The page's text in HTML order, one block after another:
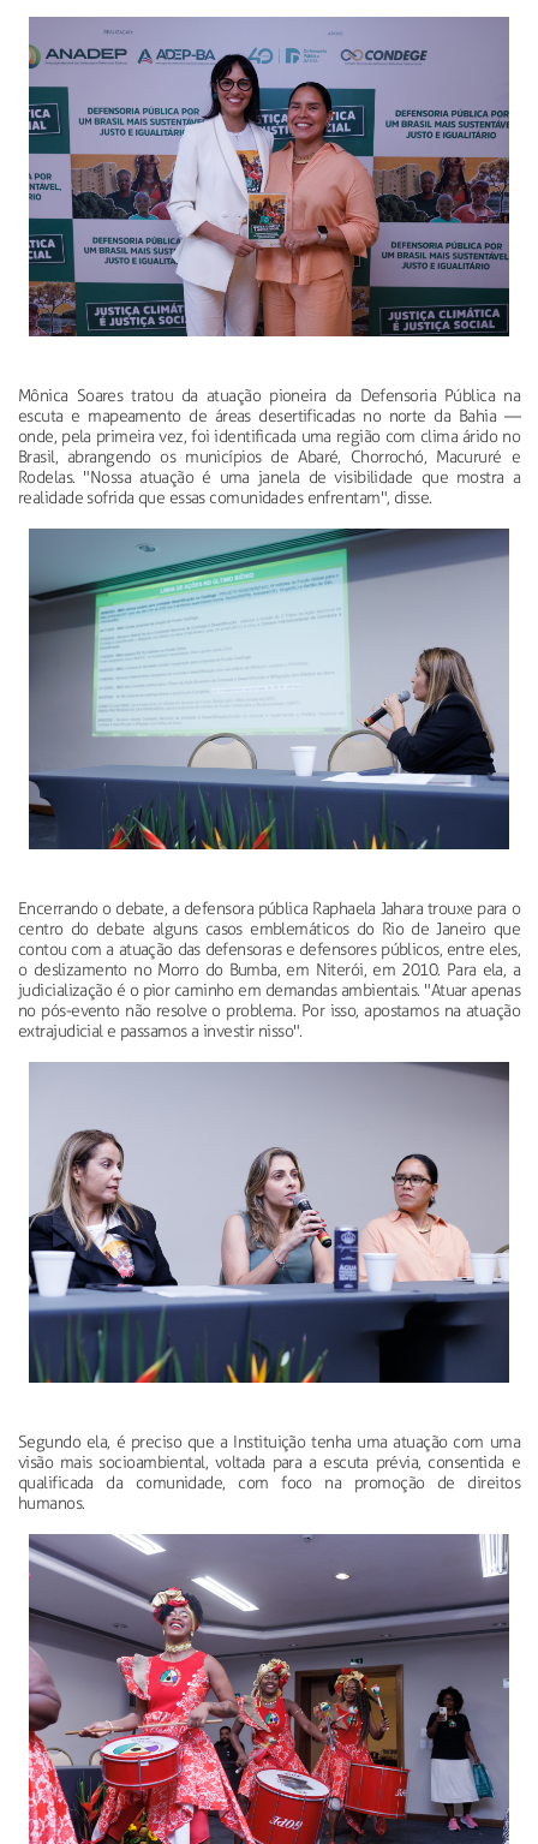
Mônica Soares tratou da atuação pioneira da Defensoria Pública na
escuta e mapeamento de áreas desertificadas no norte da Bahia —
onde, pela primeira vez, foi identificada uma região com clima árido no
Brasil, abrangendo os municípios de Abaré, Chorrochó, Macururé e
Rodelas. "Nossa atuação é uma janela de visibilidade que mostra a
realidade sofrida que essas comunidades enfrentam", disse.
Encerrando o debate, a defensora pública Raphaela Jahara trouxe para o
centro do debate alguns casos emblemáticos do Rio de Janeiro que
contou com a atuação das defensoras e defensores públicos, entre eles,
o deslizamento no Morro do Bumba, em Niterói, em 2010. Para ela, a
judicialização é o pior caminho em demandas ambientais. "Atuar apenas
no pós-evento não resolve o problema. Por isso, apostamos na atuação
extrajudicial e passamos a investir nisso".
Segundo ela, é preciso que a Instituição tenha uma atuação com uma
visão mais socioambiental, voltada para a escuta prévia, consentida e
qualificada da comunidade, com foco na promoção de direitos
humanos.